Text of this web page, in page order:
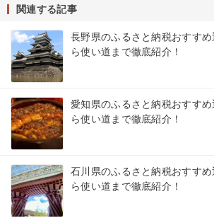
関連する記事
長野県のふるさと納税おすす
ら使い道まで徹底紹介！
愛知県のふるさと納税おすす
ら使い道まで徹底紹介！
石川県のふるさと納税おすす
ら使い道まで徹底紹介！